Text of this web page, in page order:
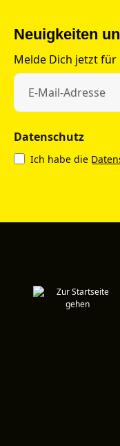
Neuigkeiten
Melde Dich jetzt
Datenschutz
Ich habe die